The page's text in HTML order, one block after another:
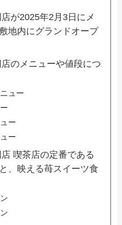
が2025年2月3日にメ
地内にグランドオープ
のメニューや値段につ
ュー
ー
ー
喫茶店の定番である
、映える苺スイーツ食